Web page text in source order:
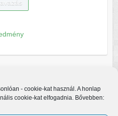
- cookie-kat használ. A honlap
cookie-kat elfogadnia. Bővebben: